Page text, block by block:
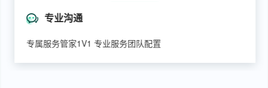
专业沟通
专属服务管家1V1 专业服务团队配置